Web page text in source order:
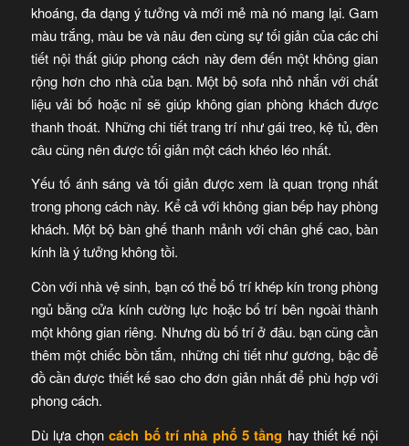
khoáng, đa dạng ý tưởng và mới mẻ mà nó mang lại. Gam
màu trắng, màu be và nâu đen cùng sự tối giản của các chi
tiết nội thất giúp phong cách này đem đến một không gian
rộng hơn cho nhà của bạn. Một bộ sofa nhỏ nhắn với chất
liệu vải bố hoặc nỉ sẽ giúp không gian phòng khách được
thanh thoát. Những chi tiết trang trí như gái treo, kệ tủ, đèn
câu cũng nên được tối giản một cách khéo léo nhất.
Yếu tố ánh sáng và tối giản được xem là quan trọng nhất
trong phong cách này. Kể cả với không gian bếp hay phòng
khách. Một bộ bàn ghế thanh mảnh với chân ghế cao, bàn
kính là ý tưởng không tồi.
Còn với nhà vệ sinh, bạn có thể bố trí khép kín trong phòng
ngủ bằng cửa kính cường lực hoặc bố trí bên ngoài thành
một không gian riêng. Nhưng dù bố trí ở đâu. bạn cũng cần
thêm một chiếc bồn tắm, những chi tiết như gương, bậc để
đồ cần được thiết kế sao cho đơn giản nhất để phù hợp với
phong cách.
Dù lựa chọncách bố trí nhà phố 5 tầng hay thiết kế nội